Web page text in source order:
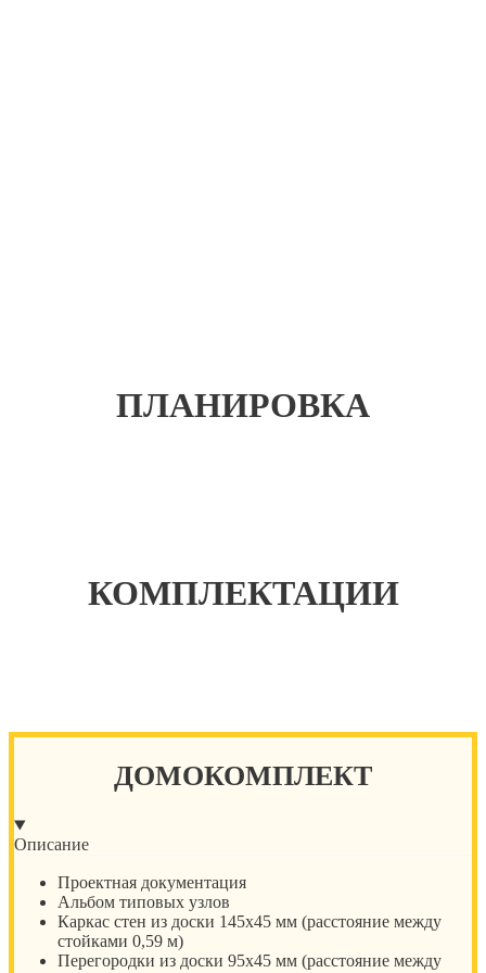
ПЛАНИРОВКА
КОМПЛЕКТАЦИИ
ДОМОКОМПЛЕКТ
Описание
Проектная документация
Альбом типовых узлов
Каркас стен из доски 145х45 мм (расстояние между
стойками 0,59 м)
Перегородки из доски 95х45 мм (расстояние между